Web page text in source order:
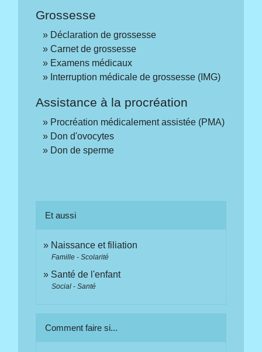
Grossesse
Déclaration de grossesse
Carnet de grossesse
Examens médicaux
Interruption médicale de grossesse (IMG)
Assistance à la procréation
Procréation médicalement assistée (PMA)
Don d'ovocytes
Don de sperme
Et aussi
Naissance et filiation
Famille - Scolarité
Santé de l'enfant
Social - Santé
Comment faire si...